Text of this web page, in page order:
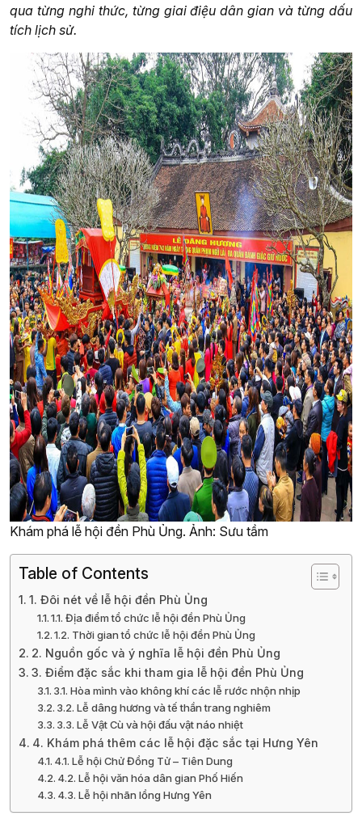
qua từng nghi thức, từng giai điệu dân gian và từng dấu
tích lịch sử.
Khám phá lễ hội đền Phù Ủng. Ảnh: Sưu tầm
Table of Contents
1. Đôi nét về lễ hội đền Phù Ủng
1.1. Địa điểm tổ chức lễ hội đền Phù Ủng
1.2. Thời gian tổ chức lễ hội đền Phù Ủng
2. Nguồn gốc và ý nghĩa lễ hội đền Phù Ủng
3. Điểm đặc sắc khi tham gia lễ hội đền Phù Ủng
3.1. Hòa mình vào không khí các lễ rước nhộn nhịp
3.2. Lễ dâng hương và tế thần trang nghiêm
3.3. Lễ Vật Cù và hội đấu vật náo nhiệt
4. Khám phá thêm các lễ hội đặc sắc tại Hưng Yên
4.1. Lễ hội Chử Đồng Tử – Tiên Dung
4.2. Lễ hội văn hóa dân gian Phố Hiến
4.3. Lễ hội nhãn lồng Hưng Yên